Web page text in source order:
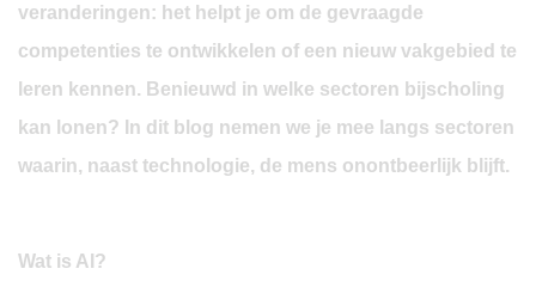
veranderingen: het helpt je om de gevraagde
competenties te ontwikkelen of een nieuw vakgebied te
leren kennen. Benieuwd in welke sectoren bijscholing
kan lonen? In dit blog nemen we je mee langs sectoren
waarin, naast technologie, de mens onontbeerlijk blijft.
Wat is AI?